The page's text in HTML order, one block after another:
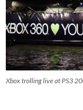
Xbox trolling live at PS3